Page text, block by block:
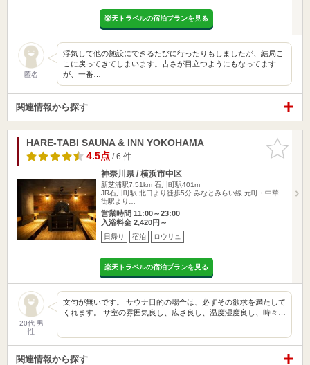
楽天トラベルの宿泊プランを見る
匿名
浮気して他の施設にできるたびに行ったりもしましたが、結局こ
こに戻ってきてしまいます。古さが目立つようにもなってます
が、一番…
関連情報から探す
お気に入
りに追加
HARE-TABI SAUNA & INN YOKOHAMA
4.5点/ 6 件
神奈川県 / 横浜市中区
新芝浦駅7.51km 石川町駅401m
JR石川町駅 北口より徒歩5分 みなとみらい線 元町・中華
街駅より…
営業時間 11:00～23:00
入浴料金 2,420円～
日帰り 宿泊 ロウリュ
楽天トラベルの宿泊プランを見る
20代 男
性
文句が無いです。 サウナ目的の場合は、必ずその欲求を満たして
くれます。 サ室の雰囲気良し、広さ良し、温度湿度良し、時々…
関連情報から探す